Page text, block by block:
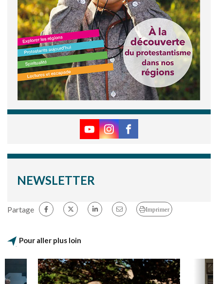
NEWSLETTER
Partage Imprimer
Pour aller plus loin